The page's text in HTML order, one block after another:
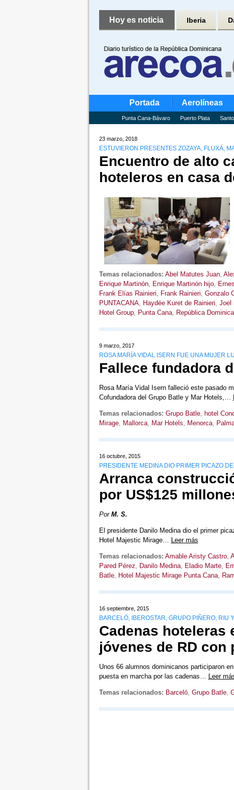
Hoy es noticia Iberia
Portada Aerolíneas
Punta Cana-Bávaro Puerto Plata
23 marzo, 2018
ESTUVIERON PRESENTES ZOZAYA, FLUXÁ,
Encuentro de alto
hoteleros en casa
Temas relacionados: Abel Matutes Juan,
Enrique Martinón, Enrique Martinón hijo,
Frank Elías Rainieri, Frank Rainieri, Gonzalo
PUNTACANA, Haydée Kuret de Rainieri, Joel
Hotel Group, Punta Cana, República
9 marzo, 2017
ROSA MARÍA VIDAL ISERN FUE UNA MUJER
Fallece fundadora
Rosa María Vidal Isern falleció este pasado
Cofundadora del Grupo Batle y Mar Hotels,…
Temas relacionados: Grupo Batle, hotel
Mirage, Mallorca, Mar Hotels, Menorca,
16 octubre, 2015
PRESIDENTE MEDINA DIO PRIMER PICAZO
Arranca
por US$125
Por M. S.
El presidente Danilo Medina dio el primer
Hotel Majestic Mirage… Leer más
Temas relacionados: Amable Aristy Castro,
Pared Pérez, Danilo Medina, Eladio Marte,
Batle, Hotel Majestic Mirage Punta Cana,
16 septiembre, 2015
BARCELÓ, IBEROSTAR, GRUPO PIÑERO, RIU
Cadenas hoteleras
jóvenes de RD con
Unos 66 alumnos dominicanos participaron
puesta en marcha por las cadenas… Leer
Temas relacionados: Barceló, Grupo Batle,